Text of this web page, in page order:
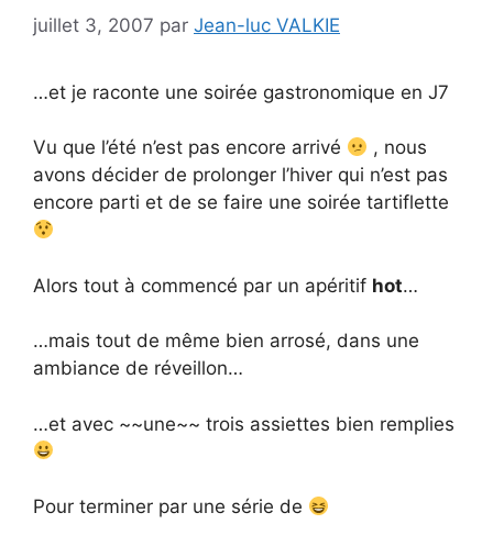
juillet 3, 2007 par Jean-luc VALKIE
…et je raconte une soirée gastronomique en J7
Vu que l’été n’est pas encore arrivé
, nous
avons décider de prolonger l’hiver qui n’est pas
encore parti et de se faire une soirée tartiflette
Alors tout à commencé par un apéritif hot…
…mais tout de même bien arrosé, dans une
ambiance de réveillon…
…et avec ~~une~~ trois assiettes bien remplies
Pour terminer par une série de